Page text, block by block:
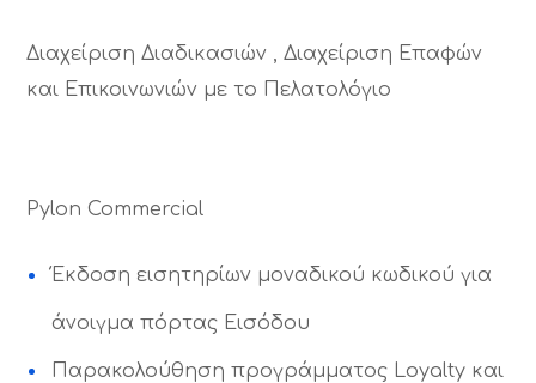
Διαχείριση Διαδικασιών , Διαχείριση Επαφών
και Επικοινωνιών με το Πελατολόγιο
Pylon Commercial
Έκδοση εισητηρίων μοναδικού κωδικού για
άνοιγμα πόρτας Εισόδου
Παρακολούθηση προγράμματος Loyalty και